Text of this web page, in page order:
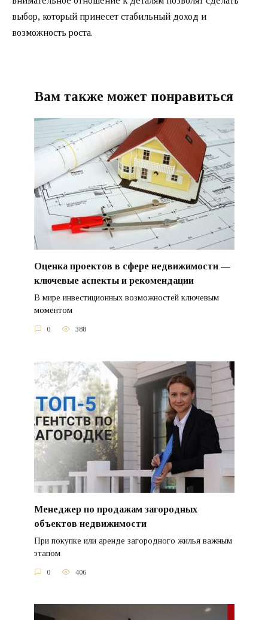
выбор, который принесет стабильный доход и
возможность роста.
Вам также может понравиться
Оценка проектов в сфере недвижимости —
ключевые аспекты и рекомендации
В мире инвестиционных возможностей ключевым
моментом
0 388
Менеджер по продажам загородных
объектов недвижимости
При покупке или аренде загородного жилья важным
этапом
0 406